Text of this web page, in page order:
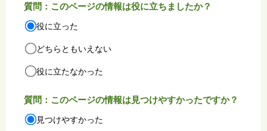
質問：このページの情報は役に立ちましたか？
役に立った
どちらともいえない
役に立たなかった
質問：このページの情報は見つけやすかったですか？
見つけやすかった